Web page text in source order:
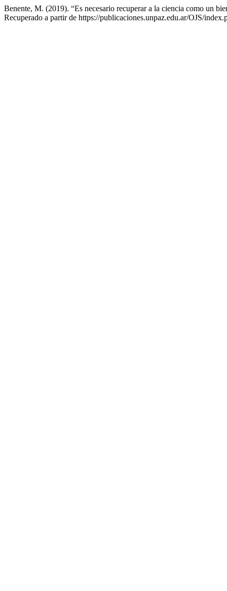
Benente, M. (2019). “Es necesario recuperar a la ciencia como un
Recuperado a partir de https://publicaciones.unpaz.edu.ar/OJS/